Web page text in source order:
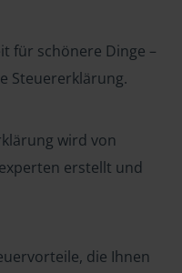
für schönere Dinge –
Steuererklärung.
wird von
erstellt und
die Ihnen